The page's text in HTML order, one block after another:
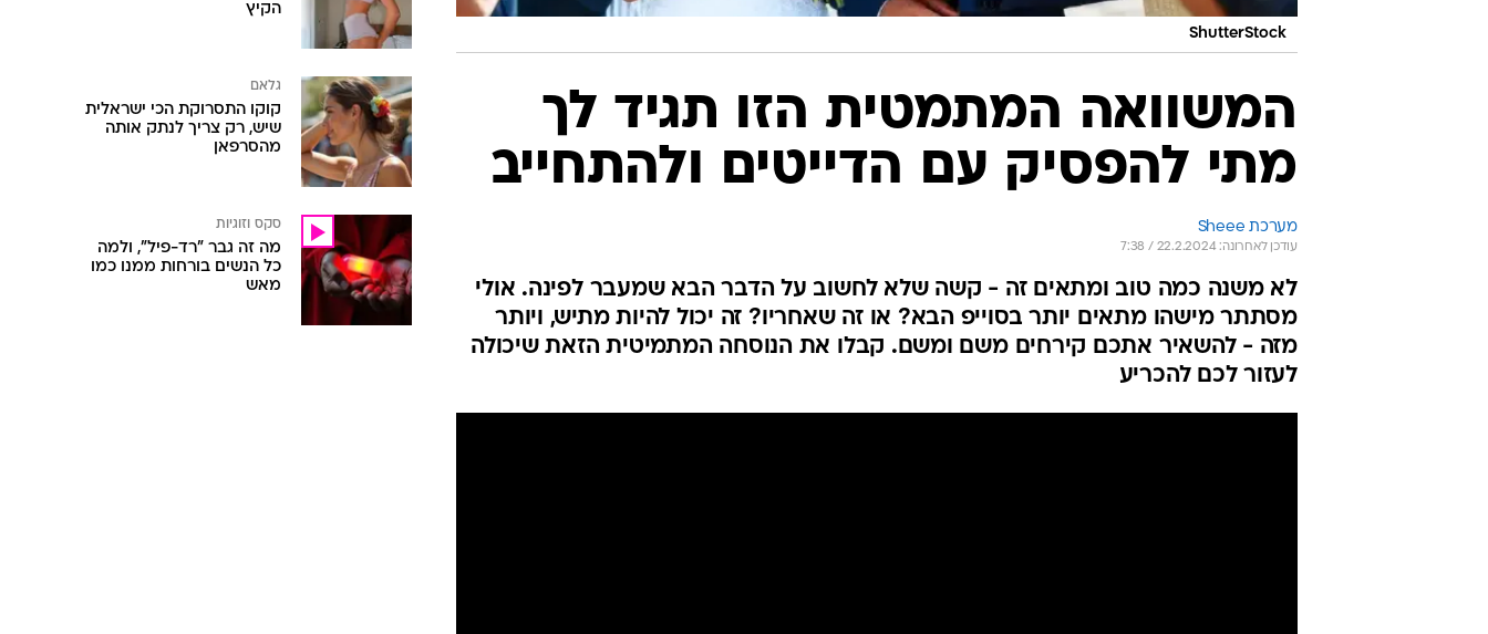
ShutterStock
המשוואה המתמטית הזו תגיד לך
מתי להפסיק עם הדייטים ולהתחייב
מערכת Sheee
עודכן לאחרונה: 22.2.2024 / 7:38
לא משנה כמה טוב ומתאים זה - קשה שלא לחשוב על הדבר הבא שמעבר לפינה. אולי
מסתתר מישהו מתאים יותר בסוייפ הבא? או זה שאחריו? זה יכול להיות מתיש, ויותר
מזה - להשאיר אתכם קירחים משם ומשם. קבלו את הנוסחה המתמיטית הזאת שיכולה
לעזור לכם להכריע
הקיץ
גלאם
קוקו התסרוקת הכי ישראלית
שיש, רק צריך לנתק אותה
מהסרפאן
סקס וזוגיות
מה זה גבר "רד-פיל", ולמה
כל הנשים בורחות ממנו כמו
מאש